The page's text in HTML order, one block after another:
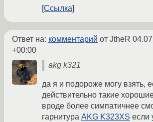
Ссылка
Ответ на: комментарий от JtheR
+00:00
akg k321
да я и подороже могу взять,
действительно такие
вроде более симпатичнее
гарнитура AKG K323XS если